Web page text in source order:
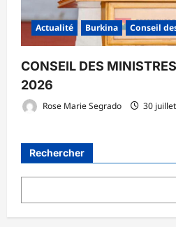
Actualité Burkina Conseil
CONSEIL DES
2026
Rose Marie Segrado 30
Rechercher